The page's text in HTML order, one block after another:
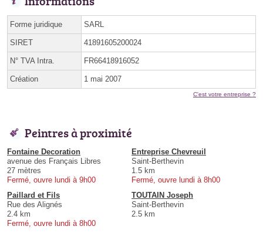
Forme juridique SARL
SIRET 41891605200024
N° TVA Intra. FR66418916052
Création 1 mai 2007
C'est votre entreprise ?
Peintres à proximité
Fontaine Decoration
avenue des Français Libres
27 mètres
Fermé, ouvre lundi à 9h00
Entreprise Chevreuil
Saint-Berthevin
1.5 km
Fermé, ouvre lundi à 8h00
Paillard et Fils
Rue des Alignés
2.4 km
Fermé, ouvre lundi à 8h00
TOUTAIN Joseph
Saint-Berthevin
2.5 km